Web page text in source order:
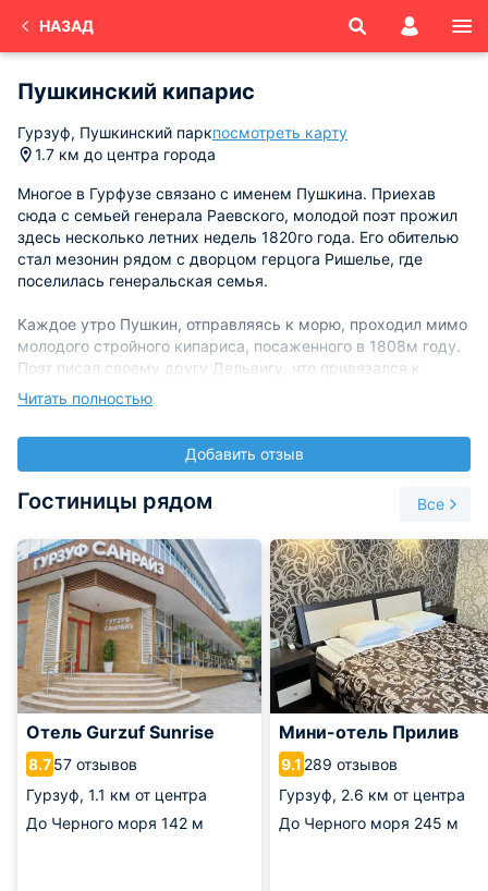
НАЗАД
Пушкинский кипарис
Гурзуф, Пушкинский паркпосмотреть карту
1.7 км до центра города
Многое в Гурфузе связано с именем Пушкина. Приехав
сюда с семьей генерала Раевского, молодой поэт прожил
здесь несколько летних недель 1820го года. Его обителью
стал мезонин рядом с дворцом герцога Ришелье, где
поселилась генеральская семья.
Каждое утро Пушкин, отправляясь к морю, проходил мимо
молодого стройного кипариса, посаженного в 1808м году.
Поэт писал своему другу Дельвигу, что привязался к
дереву «чувством, похожим на дружество». Выросшему
среди северной скупой природы, Пушкину было по сердцу
южное экзотическое растение.
Кто знает, какие поэтические строчки и образы рождались
у Пушкина под зелеными ветками кипариса? Недаром,
неоднократно вспоминает «своего южного друга». Кипарис
давно стал знаковым местом для всех почитателей
русской поэзии и творчества самого гениального ее
создателя. Дерево, которому почти 200 лет, является
живым свидетелем пребывания поэта на крымской земле.
Читать полностью
Добавить отзыв
Гостиницы рядом Все
Отель Gurzuf Sunrise
8.757 отзывов
Гурзуф, 1.1 км от центра
До Черного моря 142 м
Мини-отель Прилив
9.1 289 отзывов
Гурзуф, 2.6 км от центра
До Черного моря 245 м